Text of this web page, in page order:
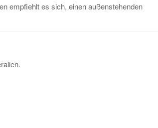
empfiehlt es sich, einen außenstehenden